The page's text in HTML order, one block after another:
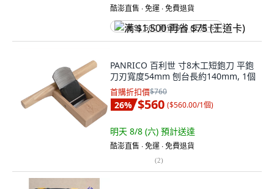
酷澎直售 ∙ 免運 ∙ 免費退貨
满 $1,500 再省 $75 (王道卡)
PANRICO 百利世 寸8木工短鉋刀 平鉋
刀刃寬度54mm 刨台長約140mm, 1個
首購折扣價$760
26% $560 ($560.00/1個)
明天 8/8 (六) 預計送達
酷澎直售 ∙ 免運 ∙ 免費退貨
(2)